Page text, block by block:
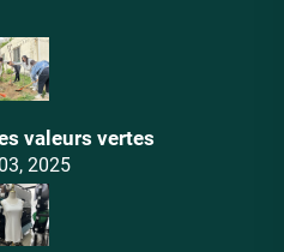
valeurs vertes
2025